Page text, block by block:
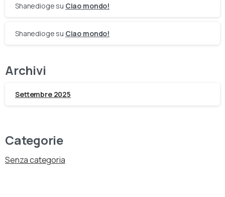
Shanedioge su Ciao mondo!
Shanedioge su Ciao mondo!
Archivi
Settembre 2025
Categorie
Senza categoria